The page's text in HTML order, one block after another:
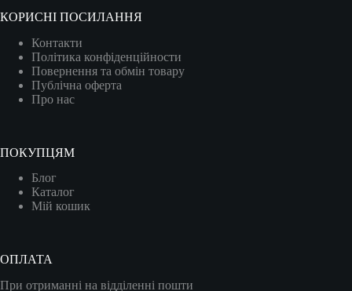
КОРИСНІ ПОСИЛАННЯ
Контакти
Політика конфіденційности
Повернення та обмін товару
Публічна оферта
Про нас
ПОКУПЦЯМ
Блог
Каталог
Мій кошик
ОПЛАТА
При отриманні на відділенні пошти